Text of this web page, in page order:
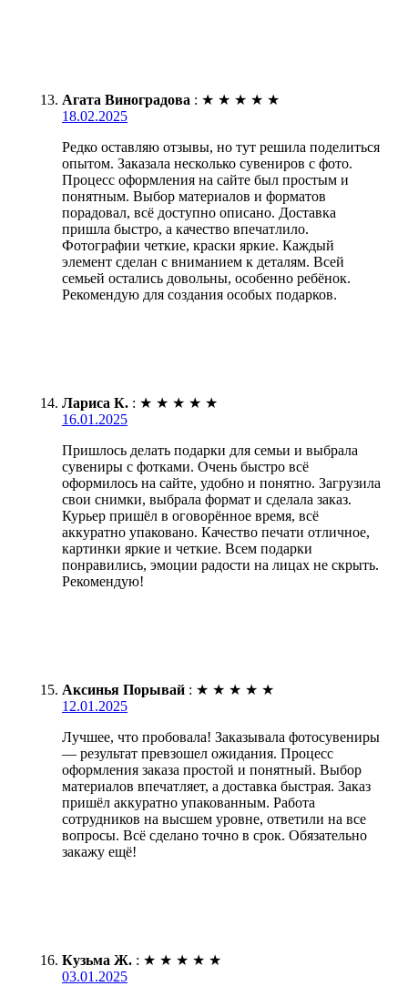
Агата Виноградова : ★ ★ ★ ★ ★
18.02.2025
Редко оставляю отзывы, но тут решила поделиться
опытом. Заказала несколько сувениров с фото.
Процесс оформления на сайте был простым и
понятным. Выбор материалов и форматов
порадовал, всё доступно описано. Доставка
пришла быстро, а качество впечатлило.
Фотографии четкие, краски яркие. Каждый
элемент сделан с вниманием к деталям. Всей
семьей остались довольны, особенно ребёнок.
Рекомендую для создания особых подарков.
Лариса К. : ★ ★ ★ ★ ★
16.01.2025
Пришлось делать подарки для семьи и выбрала
сувениры с фотками. Очень быстро всё
оформилось на сайте, удобно и понятно. Загрузила
свои снимки, выбрала формат и сделала заказ.
Курьер пришёл в оговорённое время, всё
аккуратно упаковано. Качество печати отличное,
картинки яркие и четкие. Всем подарки
понравились, эмоции радости на лицах не скрыть.
Рекомендую!
Аксинья Порывай : ★ ★ ★ ★ ★
12.01.2025
Лучшее, что пробовала! Заказывала фотосувениры
— результат превзошел ожидания. Процесс
оформления заказа простой и понятный. Выбор
материалов впечатляет, а доставка быстрая. Заказ
пришёл аккуратно упакованным. Работа
сотрудников на высшем уровне, ответили на все
вопросы. Всё сделано точно в срок. Обязательно
закажу ещё!
Кузьма Ж. : ★ ★ ★ ★ ★
03.01.2025